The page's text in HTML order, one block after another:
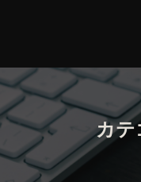
カテ